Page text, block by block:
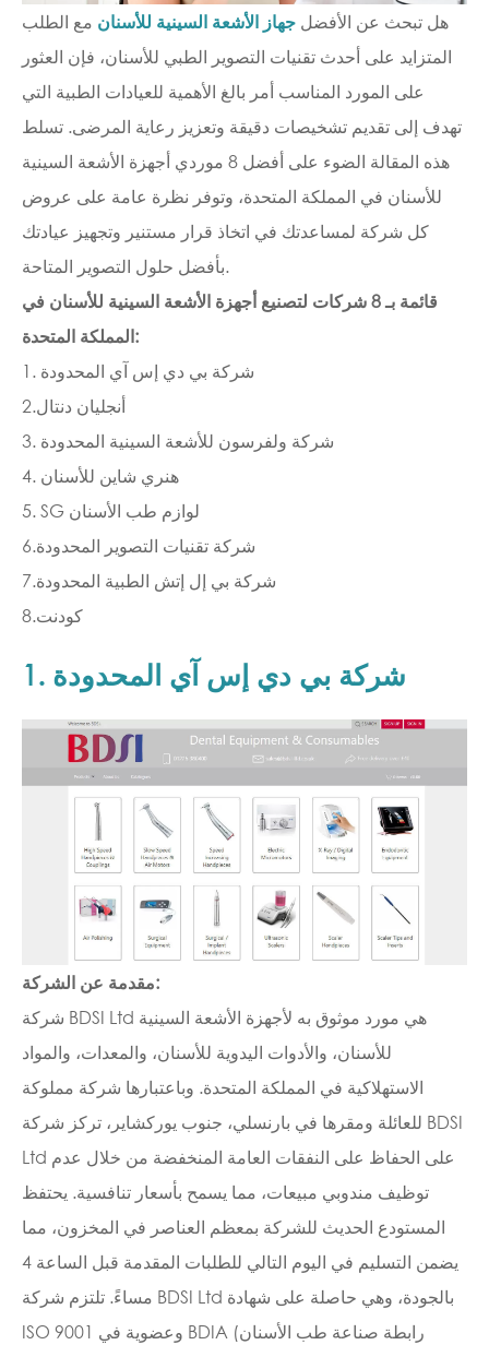
هل تبحث عن الأفضل جهاز الأشعة السينية للأسنان مع الطلب
المتزايد على أحدث تقنيات التصوير الطبي للأسنان، فإن العثور
على المورد المناسب أمر بالغ الأهمية للعيادات الطبية التي
تهدف إلى تقديم تشخيصات دقيقة وتعزيز رعاية المرضى. تسلط
هذه المقالة الضوء على أفضل 8 موردي أجهزة الأشعة السينية
للأسنان في المملكة المتحدة، وتوفر نظرة عامة على عروض
كل شركة لمساعدتك في اتخاذ قرار مستنير وتجهيز عيادتك
بأفضل حلول التصوير المتاحة.
قائمة بـ 8 شركات لتصنيع أجهزة الأشعة السينية للأسنان في
المملكة المتحدة:
1. شركة بي دي إس آي المحدودة
2.أنجليان دنتال
3. شركة ولفرسون للأشعة السينية المحدودة
4. هنري شاين للأسنان
5. SG لوازم طب الأسنان
6.شركة تقنيات التصوير المحدودة
7.شركة بي إل إتش الطبية المحدودة
8.كودنت
1. شركة بي دي إس آي المحدودة
مقدمة عن الشركة:
شركة BDSI Ltd هي مورد موثوق به لأجهزة الأشعة السينية
للأسنان، والأدوات اليدوية للأسنان، والمعدات، والمواد
الاستهلاكية في المملكة المتحدة. وباعتبارها شركة مملوكة
للعائلة ومقرها في بارنسلي، جنوب يوركشاير، تركز شركة BDSI
Ltd على الحفاظ على النفقات العامة المنخفضة من خلال عدم
توظيف مندوبي مبيعات، مما يسمح بأسعار تنافسية. يحتفظ
المستودع الحديث للشركة بمعظم العناصر في المخزون، مما
يضمن التسليم في اليوم التالي للطلبات المقدمة قبل الساعة 4
مساءً. تلتزم شركة BDSI Ltd بالجودة، وهي حاصلة على شهادة
ISO 9001 وعضوية في BDIA (رابطة صناعة طب الأسنان